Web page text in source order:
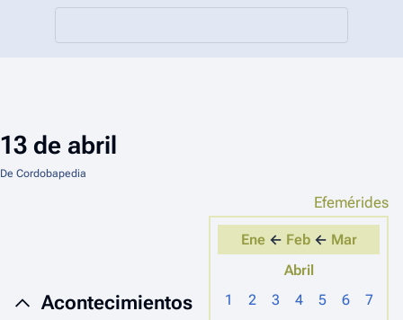
13 de abril
De Cordobapedia
Efemérides
Ene← Feb← Mar
Abril
1
2 3 4 5 6
7
Acontecimientos